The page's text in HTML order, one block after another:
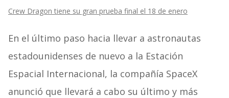
Crew Dragon tiene su gran prueba final el 18 de enero
En el último paso hacia llevar a astronautas
estadounidenses de nuevo a la Estación
Espacial Internacional, la compañía SpaceX
anunció que llevará a cabo su último y más